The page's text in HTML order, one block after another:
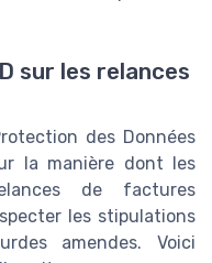
sur les relances
des Données
la manière dont les
de factures
les stipulations
amendes. Voici